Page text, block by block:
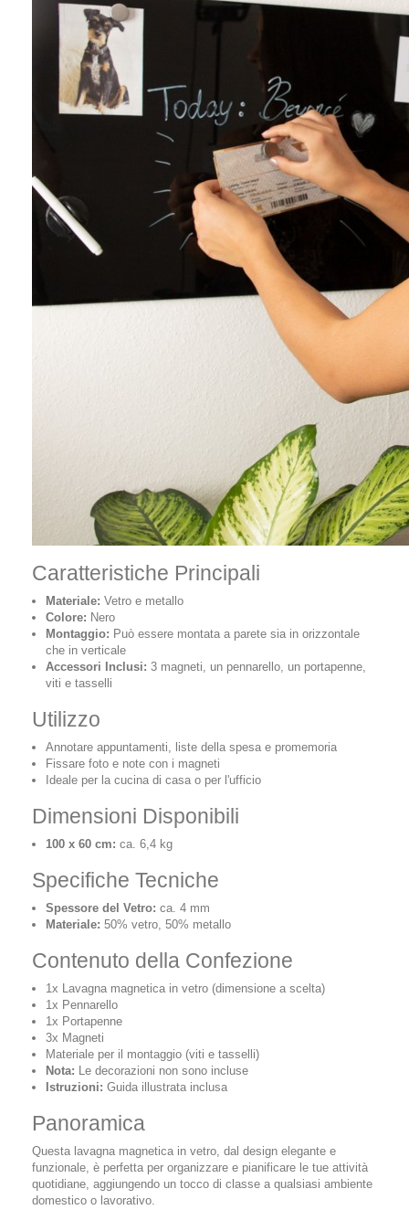
Caratteristiche Principali
Materiale: Vetro e metallo
Colore: Nero
Montaggio: Può essere montata a parete sia in orizzontale
che in verticale
Accessori Inclusi: 3 magneti, un pennarello, un portapenne,
viti e tasselli
Utilizzo
Annotare appuntamenti, liste della spesa e promemoria
Fissare foto e note con i magneti
Ideale per la cucina di casa o per l'ufficio
Dimensioni Disponibili
100 x 60 cm: ca. 6,4 kg
Specifiche Tecniche
Spessore del Vetro: ca. 4 mm
Materiale: 50% vetro, 50% metallo
Contenuto della Confezione
1x Lavagna magnetica in vetro (dimensione a scelta)
1x Pennarello
1x Portapenne
3x Magneti
Materiale per il montaggio (viti e tasselli)
Nota: Le decorazioni non sono incluse
Istruzioni: Guida illustrata inclusa
Panoramica
Questa lavagna magnetica in vetro, dal design elegante e
funzionale, è perfetta per organizzare e pianificare le tue attività
quotidiane, aggiungendo un tocco di classe a qualsiasi ambiente
domestico o lavorativo.